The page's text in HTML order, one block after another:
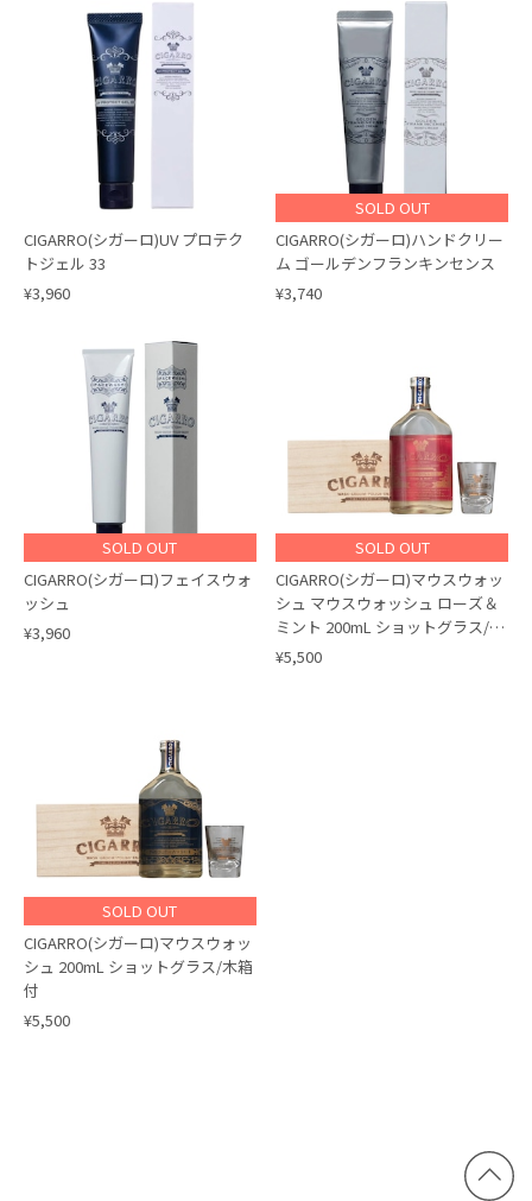
CIGARRO(シガーロ)UV プロテク
トジェル 33
¥3,960
SOLD OUT
CIGARRO(シガーロ)ハンドクリー
ム ゴールデンフランキンセンス
¥3,740
SOLD OUT
CIGARRO(シガーロ)フェイスウォ
ッシュ
¥3,960
SOLD OUT
CIGARRO(シガーロ)マウスウォッ
シュ マウスウォッシュ ローズ＆
ミント 200mL ショットグラス/木
箱付
¥5,500
SOLD OUT
CIGARRO(シガーロ)マウスウォッ
シュ 200mL ショットグラス/木箱
付
¥5,500